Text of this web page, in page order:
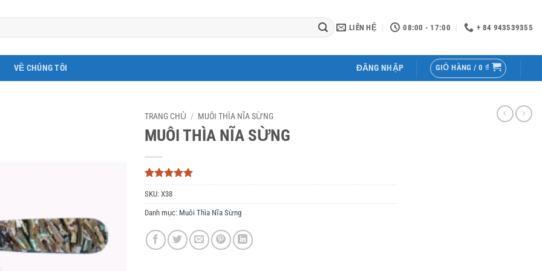
LIÊN HỆ 08:00 - 17:00 + 84 943539355
VỀ CHÚNG TÔI ĐĂNG NHẬP GIỎ HÀNG / 0 ₫
TRANG CHỦ / MUÔI THÌA NĨA SỪNG
MUÔI THÌA NĨA SỪNG
5trên 5
dựa trên
3
đánh giá
SKU: X38
Danh mục: Muôi Thìa Nĩa Sừng